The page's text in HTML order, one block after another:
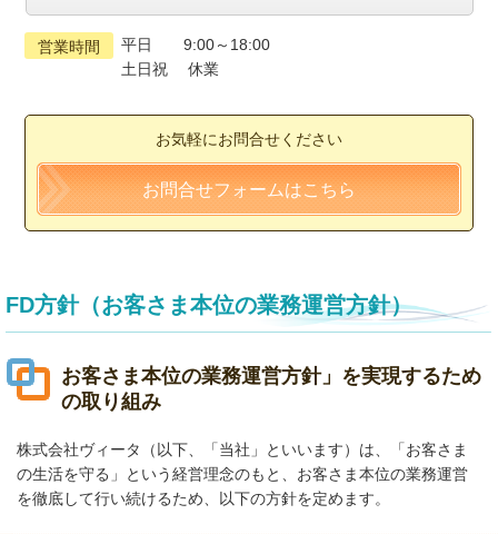
営業時間
平日 9:00～18:00
土日祝 休業
お気軽にお問合せください
お問合せフォームはこちら
FD方針（お客さま本位の業務運営方針）
お客さま本位の業務運営方針」を実現するため
の取り組み
株式会社ヴィータ（以下、「当社」といいます）は、「お客さま
の生活を守る」という経営理念のもと、お客さま本位の業務運営
を徹底して行い続けるため、以下の方針を定めます。